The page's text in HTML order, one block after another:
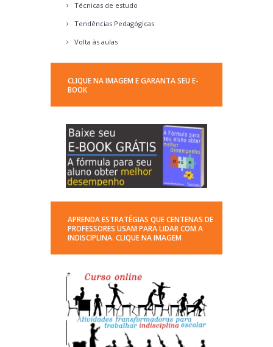
Técnicas de estudo
Tendências Pedagógicas
Volta às aulas
CLIQUE NA IMAGEM E GARANTA SEU E-
BOOK
APRENDA ESTRATÉGIAS QUE CENTENAS DE
PROFESSORES USAM PARA LIDAR COM A
INDISCIPLINA. CLIQUE NA IMAGEM